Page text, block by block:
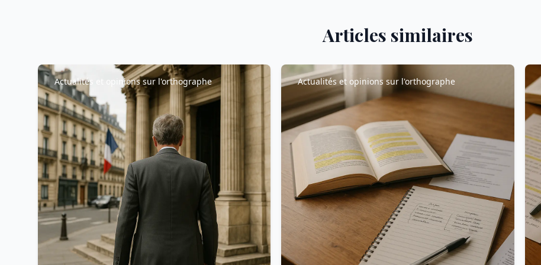
Articles similaires
Actualités et opinions sur l'orthographe Actualités et opinions sur l'orthographe